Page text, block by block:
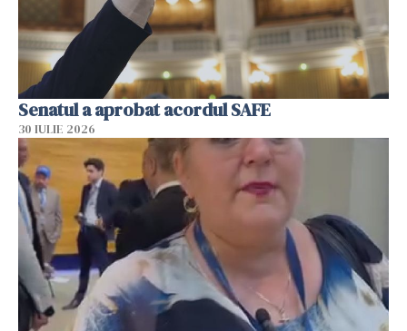
Senatul a aprobat acordul SAFE
30 IULIE 2026